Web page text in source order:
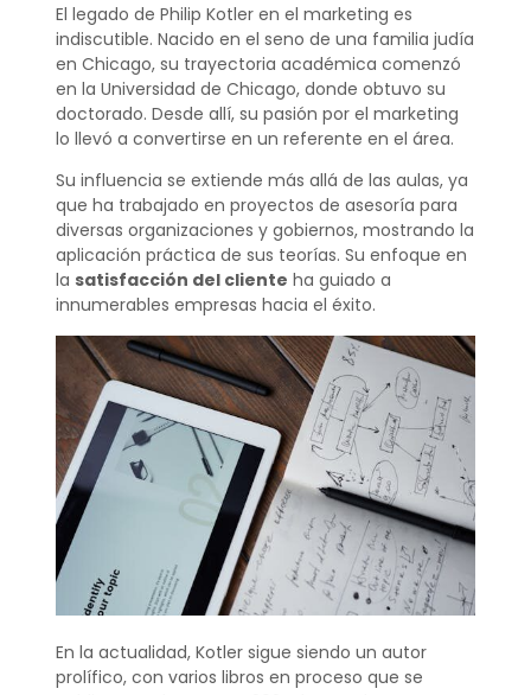
El legado de Philip Kotler en el marketing es
indiscutible. Nacido en el seno de una familia judía
en Chicago, su trayectoria académica comenzó
en la Universidad de Chicago, donde obtuvo su
doctorado. Desde allí, su pasión por el marketing
lo llevó a convertirse en un referente en el área.
Su influencia se extiende más allá de las aulas, ya
que ha trabajado en proyectos de asesoría para
diversas organizaciones y gobiernos, mostrando la
aplicación práctica de sus teorías. Su enfoque en
la satisfacción del cliente ha guiado a
innumerables empresas hacia el éxito.
En la actualidad, Kotler sigue siendo un autor
prolífico, con varios libros en proceso que se